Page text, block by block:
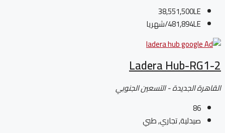
38,551,500LE
481,894LE/شهريا
Ladera Hub-RG1-2
القاهرة الجديدة - التسعين الجنوبي
86
صيدلية, تجاري, طبي